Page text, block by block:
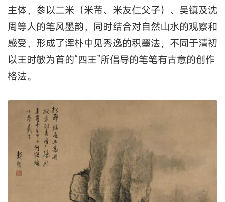
主体，参以二米（米芾、米友仁父子）、吴镇及沈
周等人的笔风墨韵，同时结合对自然山水的观察和
感受，形成了浑朴中见秀逸的积墨法，不同于清初
以王时敏为首的“四王”所倡导的笔笔有古意的创作
格法。